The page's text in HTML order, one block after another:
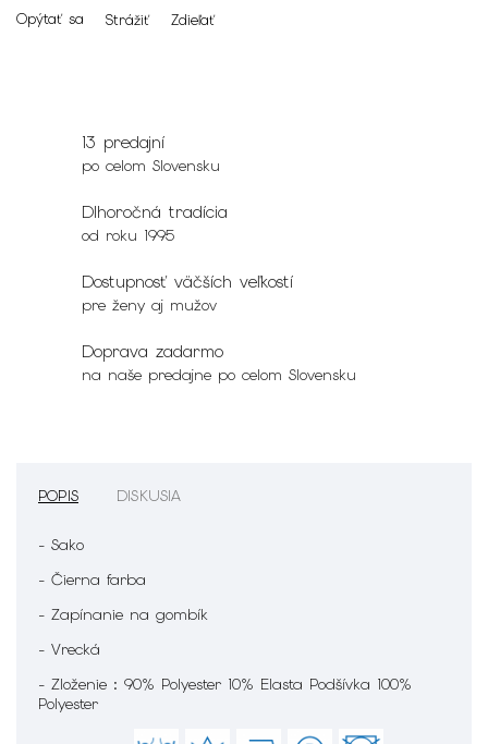
Opýtať sa Strážiť Zdieľať
13 predajní
po celom Slovensku
Dlhoročná tradícia
od roku 1995
Dostupnosť väčších veľkostí
pre ženy aj mužov
Doprava zadarmo
na naše predajne po celom Slovensku
POPIS DISKUSIA
- Sako
- Čierna farba
- Zapínanie na gombík
- Vrecká
- Zloženie : 90% Polyester 10% Elasta Podšívka 100%
Polyester